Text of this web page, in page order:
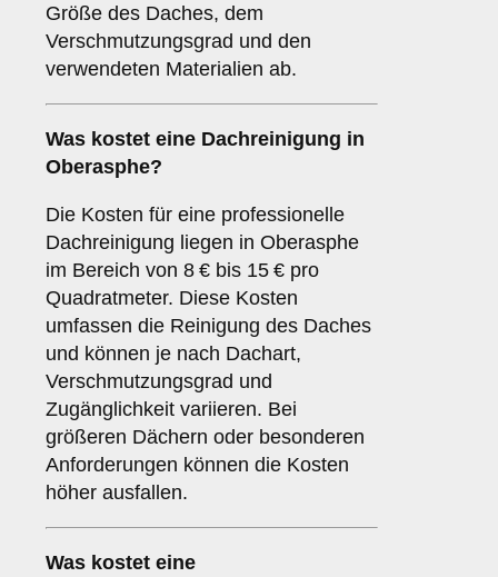
Größe des Daches, dem
Verschmutzungsgrad und den
verwendeten Materialien ab.
Was kostet eine Dachreinigung in
Oberasphe?
Die Kosten für eine professionelle
Dachreinigung liegen in Oberasphe
im Bereich von 8 € bis 15 € pro
Quadratmeter. Diese Kosten
umfassen die Reinigung des Daches
und können je nach Dachart,
Verschmutzungsgrad und
Zugänglichkeit variieren. Bei
größeren Dächern oder besonderen
Anforderungen können die Kosten
höher ausfallen.
Was kostet eine